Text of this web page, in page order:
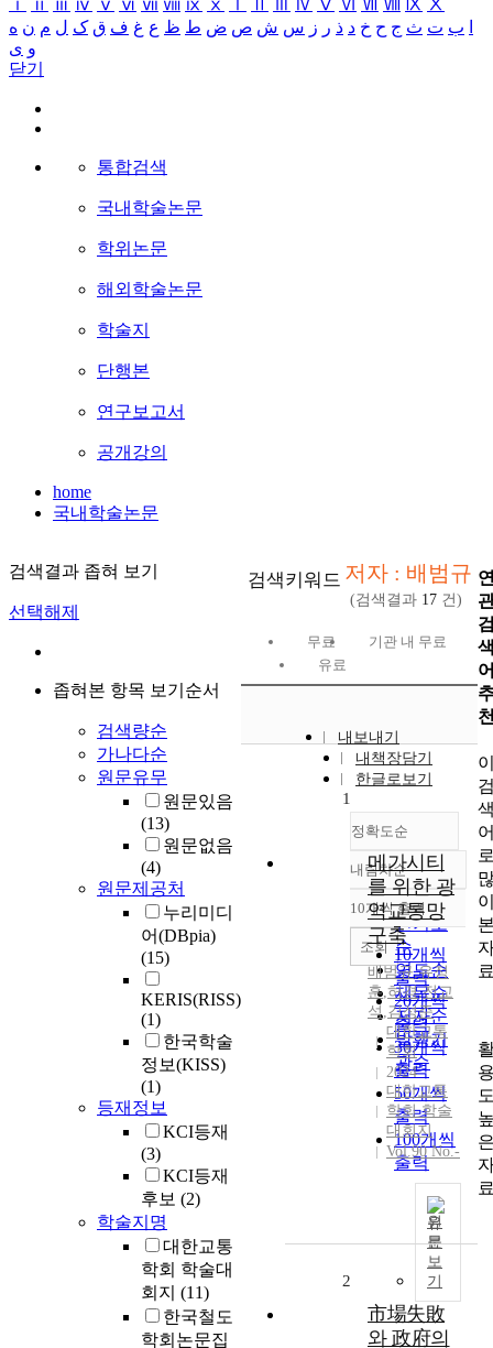
ⅰ
ⅱ ⅲ ⅳ ⅴ ⅵ ⅶ ⅷ ⅸ ⅹ Ⅳ Ⅴ Ⅵ Ⅶ Ⅷ Ⅸ Ⅹ
ب ت ث ج ح خ د ذ ر ز س ش ص ض ط ظ ع غ ف ق ک ل م ن ه
و ی
닫기
통합검색
국내학술논문
학위논문
해외학술논문
학술지
단행본
연구보고서
공개강의
home
국내학술논문
검색결과 좁혀 보기
선택해제
좁혀본 항목 보기순서
검색량순
가나다순
원문유무
원문있음
(13)
원문없음
(4)
원문제공처
누리미디
어(DBpia)
(15)
KERIS(RISS)
(1)
한국학술
정보(KISS)
(1)
등재정보
KCI등재
(3)
KCI등재
후보 (2)
학술지명
대한교통
학회 학술대
회지 (11)
한국철도
학회논문집
검색키워드 저자 : 배범규
(검색결과 17 건)
무료
기관 내 무료
유료
내보내기
내책장담기
한글로보기
정확도순
정확도
순
인기도
순
연도순
제목순
저자순
발행기
관순
내림차순
내림차순
10개씩 출력
10개씩
출력
20개씩
출력
30개씩
출력
50개씩
출력
100개씩
출력
조회
1
메가시티
를 위한 광
역교통망
구축
배범규,유정
훈,허겸,전교
석,김성준
대한교통
학회
2024
대한교통
학회 학술
대회지
Vol.90 No.-
원
문
보
기
2
市場失敗
와 政府의